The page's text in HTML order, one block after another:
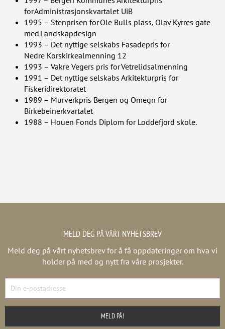
for Administrasjonskvartalet UiB
1995 – Stenprisen for Ole Bulls plass, Olav Kyrres gate
med Landskapdesign
1993 – Det nyttige selskabs Fasadepris for
Nedre Korskirkealmenning 12
1993 – Vakre Vegers pris for Vetrelidsalmenning
1991 – Det nyttige selskabs Arkitekturpris for
Fiskeridirektoratet
1989 – Murverkpris Bergen og Omegn for
Birkebeinerkvartalet
1988 – Houen Fonds Diplom for Loddefjord skole.
MELD DEG PÅ VÅRT NYHETSBREV
Meld deg på vårt nyhetsbrev for å få oppdateringer om hva vi
holder på med og nytt fra våre prosjekter.